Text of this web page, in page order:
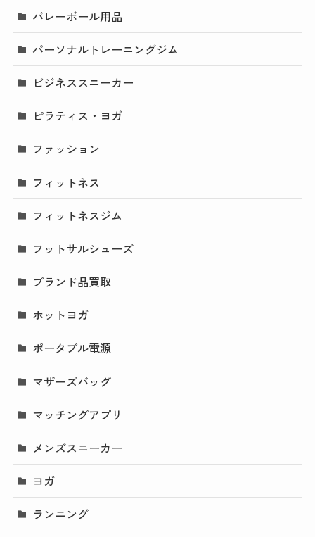
バレーボール用品
パーソナルトレーニングジム
ビジネススニーカー
ピラティス・ヨガ
ファッション
フィットネス
フィットネスジム
フットサルシューズ
ブランド品買取
ホットヨガ
ポータブル電源
マザーズバッグ
マッチングアプリ
メンズスニーカー
ヨガ
ランニング